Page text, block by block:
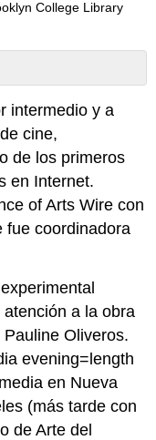
College Library
intermedio y a
cine,
de los primeros
en Internet.
of Arts Wire con
fue coordinadora
a la obra
Oliveros.
evening=length
en Nueva
(más tarde con
de Arte del